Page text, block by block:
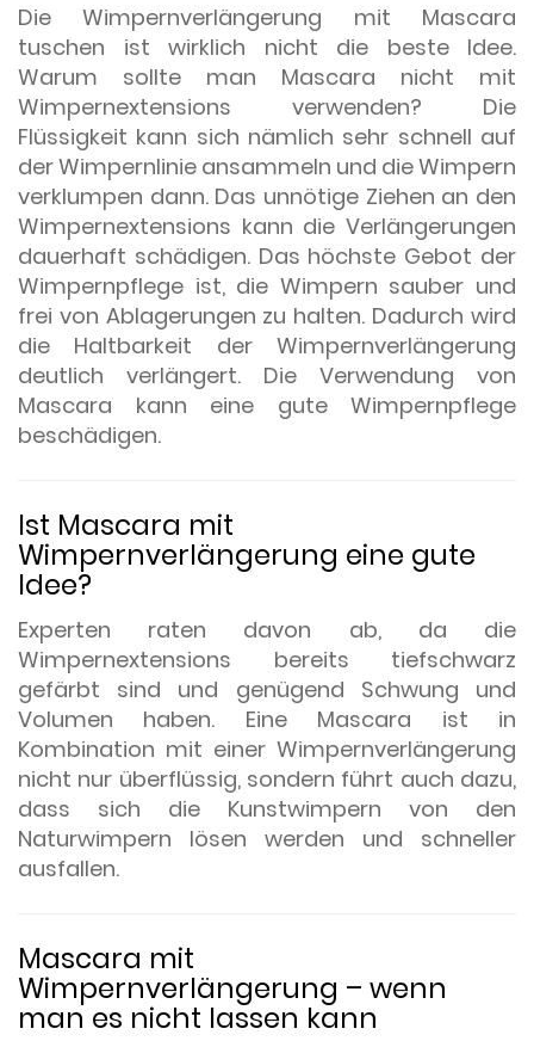
Die Wimpernverlängerung mit Mascara
tuschen ist wirklich nicht die beste Idee.
Warum sollte man Mascara nicht mit
Wimpernextensions verwenden? Die
Flüssigkeit kann sich nämlich sehr schnell auf
der Wimpernlinie ansammeln und die Wimpern
verklumpen dann. Das unnötige Ziehen an den
Wimpernextensions kann die Verlängerungen
dauerhaft schädigen. Das höchste Gebot der
Wimpernpflege ist, die Wimpern sauber und
frei von Ablagerungen zu halten. Dadurch wird
die Haltbarkeit der Wimpernverlängerung
deutlich verlängert. Die Verwendung von
Mascara kann eine gute Wimpernpflege
beschädigen.
Ist Mascara mit
Wimpernverlängerung eine gute
Idee?
Experten raten davon ab, da die
Wimpernextensions bereits tiefschwarz
gefärbt sind und genügend Schwung und
Volumen haben. Eine Mascara ist in
Kombination mit einer Wimpernverlängerung
nicht nur überflüssig, sondern führt auch dazu,
dass sich die Kunstwimpern von den
Naturwimpern lösen werden und schneller
ausfallen.
Mascara mit
Wimpernverlängerung – wenn
man es nicht lassen kann